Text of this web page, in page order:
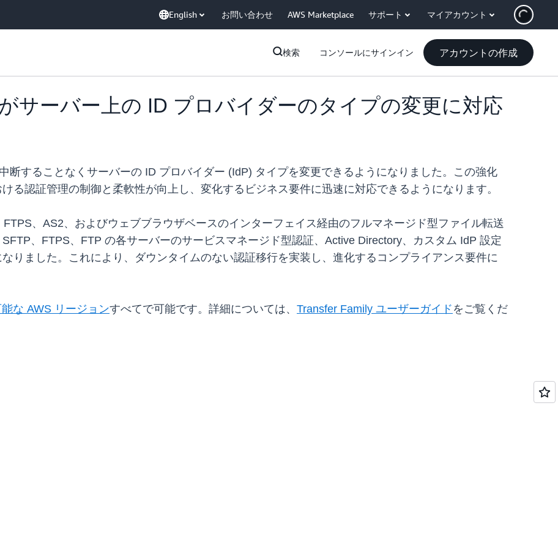
English お問い合わせ AWS Marketplace サポート マイアカウント
検索 コンソールにサインイン アカウントの作成
サーバー上の ID プロバイダーのタイプの変更に対応
断することなくサーバーの ID プロバイダー (IdP) タイプを変更できるようになりました。この強化
る認証管理の制御と柔軟性が向上し、変化するビジネス要件に迅速に対応できるようになります。
、AS2、およびウェブブラウザベースのインターフェイス経由のフルマネージド型ファイル転送
、FTPS、FTP の各サーバーのサービスマネージド型認証、Active Directory、カスタム IdP 設定
りました。これにより、ダウンタイムのない認証移行を実装し、進化するコンプライアンス要件に
な AWS リージョンすべてで可能です。詳細については、 Transfer Family ユーザーガイド をご覧くだ